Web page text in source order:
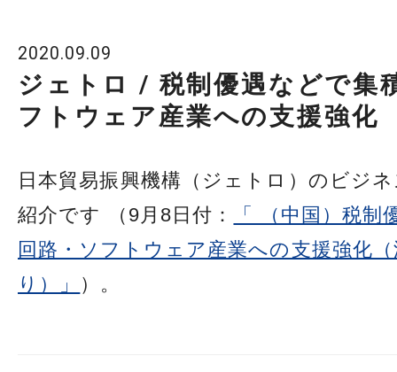
2020.09.09
ジェトロ / 税制優遇などで集
フトウェア産業への支援強化
日本貿易振興機構（ジェトロ）のビジ
紹介です （9月8日付：
「 （中国）税制
回路・ソフトウェア産業への支援強化
り）」
）。